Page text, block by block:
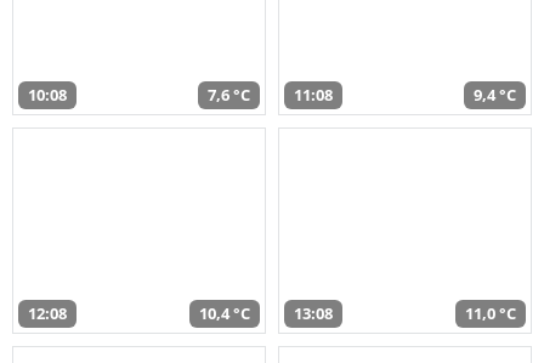
10:08 7,6 °C 11:08 9,4 °C
12:08 10,4 °C 13:08 11,0 °C